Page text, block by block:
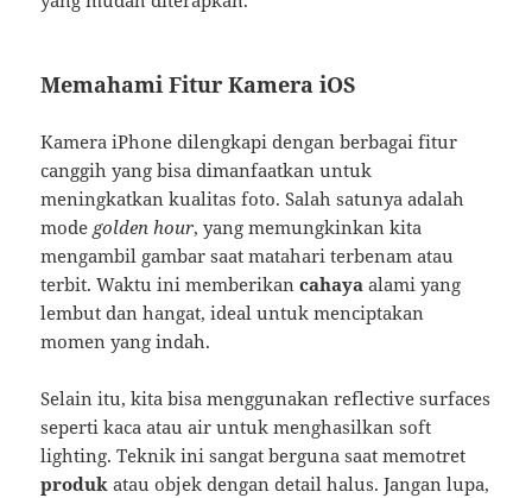
Memahami Fitur Kamera iOS
Kamera iPhone dilengkapi dengan berbagai fitur
canggih yang bisa dimanfaatkan untuk
meningkatkan kualitas foto. Salah satunya adalah
mode golden hour, yang memungkinkan kita
mengambil gambar saat matahari terbenam atau
terbit. Waktu ini memberikancahaya alami yang
lembut dan hangat, ideal untuk menciptakan
momen yang indah.
Selain itu, kita bisa menggunakan reflective surfaces
seperti kaca atau air untuk menghasilkan soft
lighting. Teknik ini sangat berguna saat memotret
produk atau objek dengan detail halus. Jangan lupa,